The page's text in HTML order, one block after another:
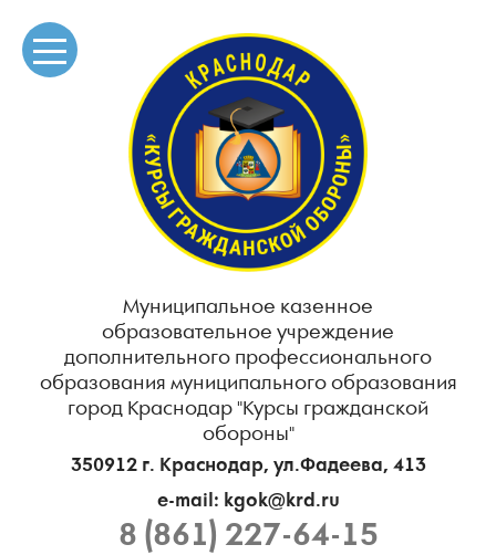
Муниципальное казенное
образовательное учреждение
дополнительного профессионального
образования муниципального образования
город Краснодар "Курсы гражданской
обороны"
350912 г. Краснодар, ул.Фадеева, 413
e-mail: kgok@krd.ru
8 (861) 227-64-15